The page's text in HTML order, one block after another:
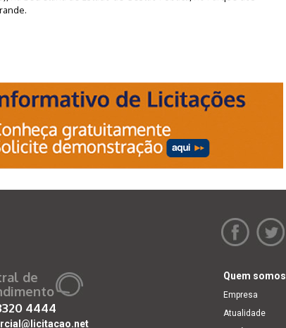
de
4444
Quem somos
Empresa
Atualidade